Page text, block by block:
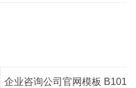
企业咨询公司官网模板 B101